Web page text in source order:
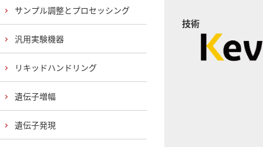
技術
サンプル調整とプロセッシング
汎用実験機器
リキッドハンドリング
遺伝子増幅
遺伝子発現